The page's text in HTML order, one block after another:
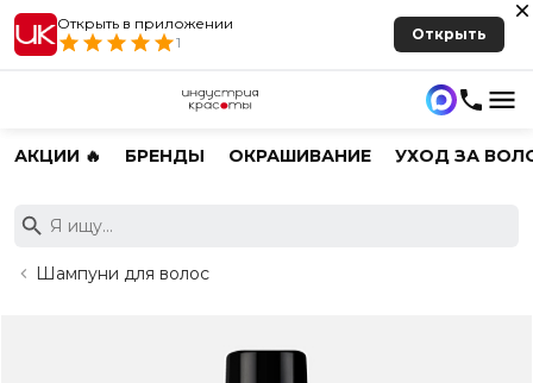
Открыть в приложении
1
Открыть
АКЦИИ 🔥 БРЕНДЫ ОКРАШИВАНИЕ УХОД ЗА
Шампуни для волос